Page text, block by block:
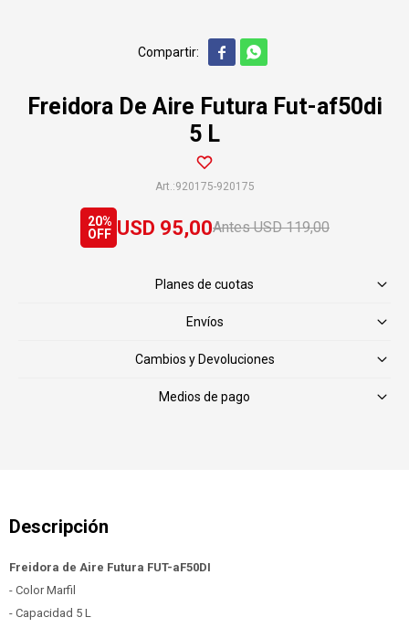
 
Freidora De Aire Futura Fut-af50di
5 L
920175-920175
USD 95,00 USD 119,00
20
Planes de cuotas
Envíos
Cambios y Devoluciones
Medios de pago
Freidora de Aire Futura FUT-aF50DI
- Color Marfil
- Capacidad 5 L